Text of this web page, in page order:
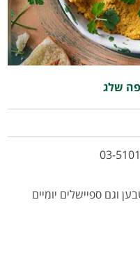
שלג
וגם ספיישלים יומיים